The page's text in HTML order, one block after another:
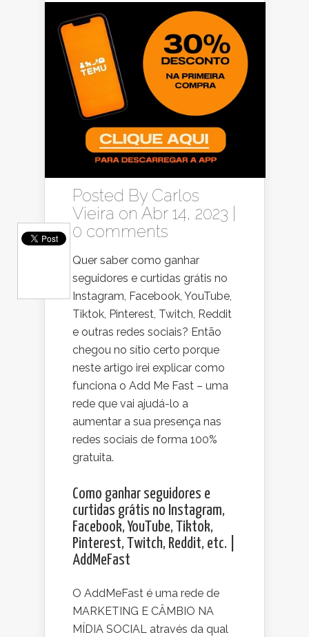
Posted By Carlos
Vieira on Abr 14, 2023 |
0 comments
Quer saber como ganhar
seguidores e curtidas grátis no
Instagram, Facebook, YouTube,
Tiktok, Pinterest, Twitch, Reddit
e outras redes sociais? Então
chegou no sítio certo porque
neste artigo irei explicar como
funciona o Add Me Fast – uma
rede que vai ajudá-lo a
aumentar a sua presença nas
redes sociais de forma 100%
gratuita.
Como ganhar seguidores e
curtidas grátis no Instagram,
Facebook, YouTube, Tiktok,
Pinterest, Twitch, Reddit, etc. |
AddMeFast
O AddMeFast é uma rede de
MARKETING E CÂMBIO NA
MÍDIA SOCIAL através da qual